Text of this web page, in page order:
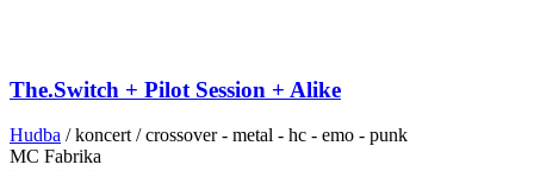
The.Switch + Pilot Session + Alike
Hudba / koncert / crossover - metal - hc - emo - punk
MC Fabrika